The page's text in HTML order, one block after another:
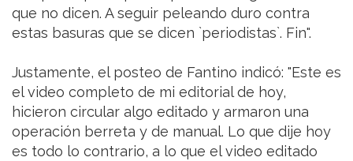
que no dicen. A seguir peleando duro contra
estas basuras que se dicen `periodistas`. Fin".
Justamente, el posteo de Fantino indicó: "Este es
el video completo de mi editorial de hoy,
hicieron circular algo editado y armaron una
operación berreta y de manual. Lo que dije hoy
es todo lo contrario, a lo que el video editado